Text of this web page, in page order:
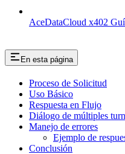
AceDataCloud x402
En esta página
Proceso de Solicitud
Uso Básico
Respuesta en Flujo
Diálogo de múltiples
Manejo de errores
Ejemplo de
Conclusión